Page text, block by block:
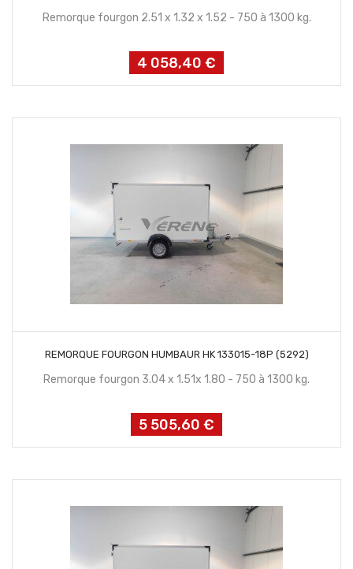
Remorque fourgon 2.51 x 1.32 x 1.52 - 750 à 1300 kg.
Prix
4 058,40 €
REMORQUE FOURGON HUMBAUR HK 133015-18P (5292)
Remorque fourgon 3.04 x 1.51x 1.80 - 750 à 1300 kg.
Prix
5 505,60 €